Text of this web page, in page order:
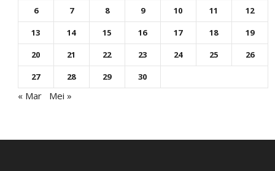
6
7 8 9 10 11
12
13
14 15 16 17 18
19
20
21 22 23 24 25
26
27
28 29 30
« Mar Mei »